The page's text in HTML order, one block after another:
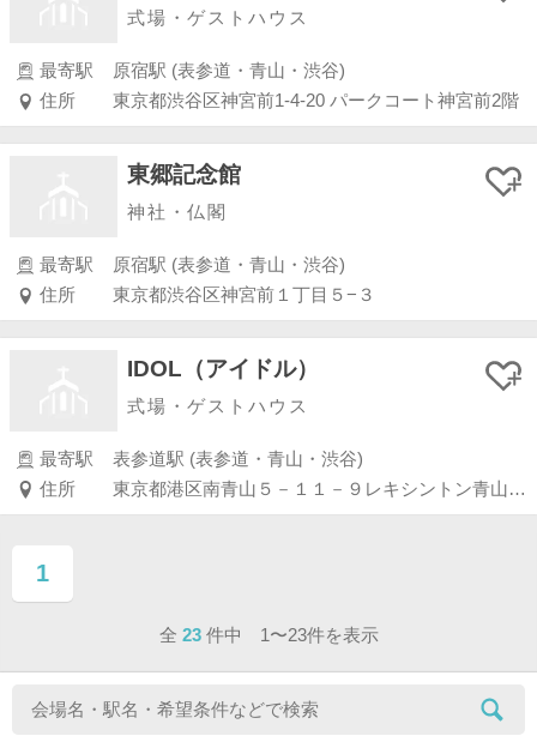
式場・ゲストハウス
最寄駅
原宿駅 (表参道・青山・渋谷)
住所
東京都渋谷区神宮前1-4-20 パークコート神宮前2階
東郷記念館
神社・仏閣
最寄駅
原宿駅 (表参道・青山・渋谷)
住所
東京都渋谷区神宮前１丁目５−３
IDOL（アイドル）
式場・ゲストハウス
最寄駅
表参道駅 (表参道・青山・渋谷)
住所
東京都港区南青山５－１１－９レキシントン青山ビル Ｂ１Ｆ
1
ページ目
全 23 件中 1〜23件を表示